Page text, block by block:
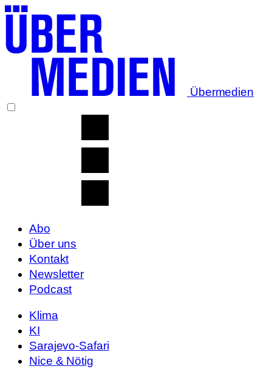
Übermedien
Abo
Über uns
Kontakt
Newsletter
Podcast
Klima
KI
Sarajevo-Safari
Nice & Nötig